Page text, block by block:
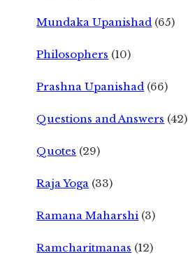
Mundaka Upanishad (65)
Philosophers (10)
Prashna Upanishad (66)
Questions and Answers (42)
Quotes (29)
Raja Yoga (33)
Ramana Maharshi (3)
Ramcharitmanas (12)